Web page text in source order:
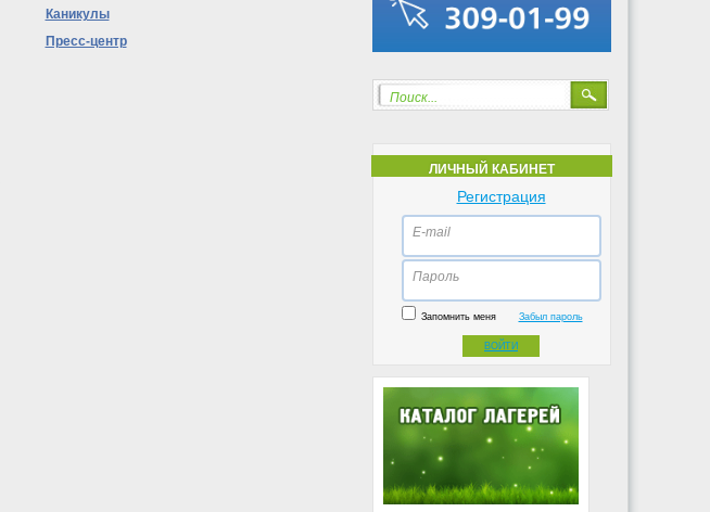
Поиск...
ЛИЧНЫЙ КАБИНЕТ
Регистрация
E-mail
Пароль
Запомнить меня Забыл пароль
ВОЙТИ
Каникулы
Пресс-центр